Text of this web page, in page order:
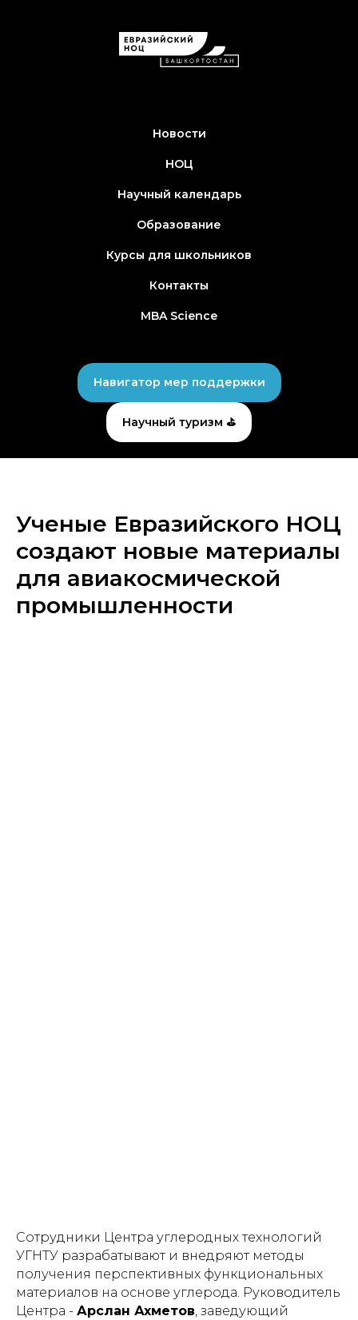
Новости
НОЦ
Научный календарь
Образование
Курсы для школьников
Контакты
MBA Science
Навигатор мер поддержки
Научный туризм ⛳
Ученые Евразийского НОЦ
создают новые материалы
для авиакосмической
промышленности
Сотрудники Центра углеродных технологий
УГНТУ разрабатывают и внедряют методы
получения перспективных функциональных
материалов на основе углерода. Руководитель
Центра - Арслан Ахметов, заведующий